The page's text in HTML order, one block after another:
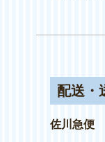
配送・
佐川急便